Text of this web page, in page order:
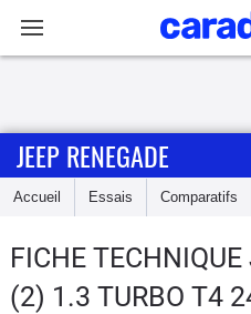
Accueil
Essais
JEEP RENEGADE
Accueil Essais Comparatifs
FICHE
(2) 1.3 TURBO T4